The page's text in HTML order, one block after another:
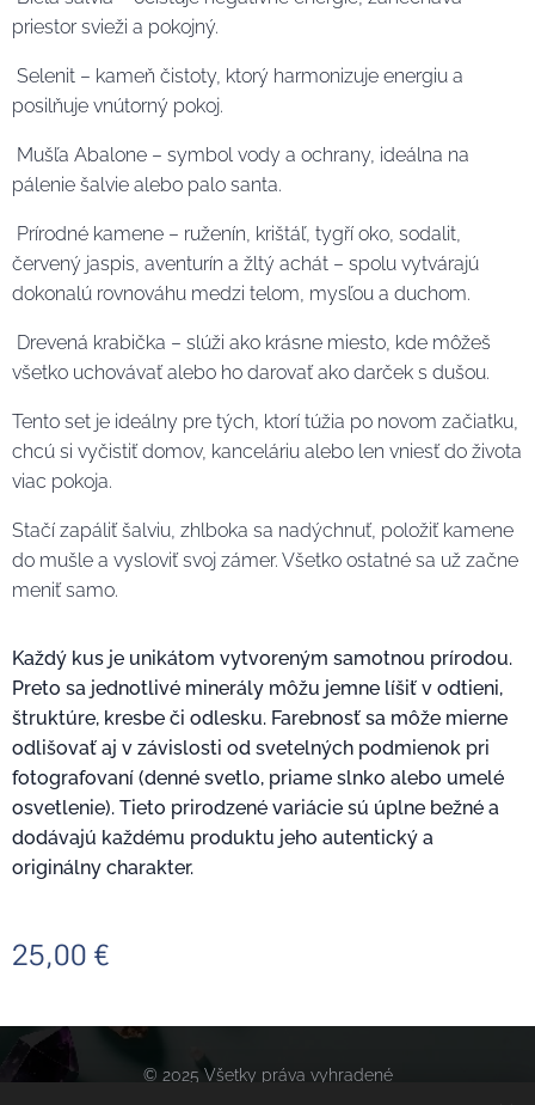
priestor svieži a pokojný.
Selenit – kameň čistoty, ktorý harmonizuje energiu a
posilňuje vnútorný pokoj.
Mušľa Abalone – symbol vody a ochrany, ideálna na
pálenie šalvie alebo palo santa.
Prírodné kamene – ruženín, krištáľ, tygří oko, sodalit,
červený jaspis, aventurín a žltý achát – spolu vytvárajú
dokonalú rovnováhu medzi telom, mysľou a duchom.
Drevená krabička – slúži ako krásne miesto, kde môžeš
všetko uchovávať alebo ho darovať ako darček s dušou.
Tento set je ideálny pre tých, ktorí túžia po novom začiatku,
chcú si vyčistiť domov, kanceláriu alebo len vniesť do života
viac pokoja.
Stačí zapáliť šalviu, zhlboka sa nadýchnuť, položiť kamene
do mušle a vysloviť svoj zámer. Všetko ostatné sa už začne
meniť samo.
Každý kus je unikátom vytvoreným samotnou prírodou.
Preto sa jednotlivé minerály môžu jemne líšiť v odtieni,
štruktúre, kresbe či odlesku. Farebnosť sa môže mierne
odlišovať aj v závislosti od svetelných podmienok pri
fotografovaní (denné svetlo, priame slnko alebo umelé
osvetlenie). Tieto prirodzené variácie sú úplne bežné a
dodávajú každému produktu jeho autentický a
originálny charakter.
25,00 €
© 2025 Všetky práva vyhradené